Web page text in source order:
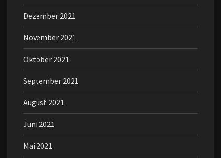
Dezember 2021
November 2021
Oktober 2021
September 2021
August 2021
Juni 2021
Mai 2021